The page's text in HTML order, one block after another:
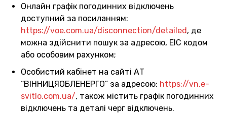
Онлайн графік погодинних відключень
доступний за посиланням:
https://voe.com.ua/disconnection/detailed, де
можна здійснити пошук за адресою, ЕІС кодом
або особовим рахунком;
Особистий кабінет на сайті АТ
“ВІННИЦЯОБЛЕНЕРГО” за адресою: https://vn.e-
svitlo.com.ua/, також містить графік погодинних
відключень та деталі черг відключень.